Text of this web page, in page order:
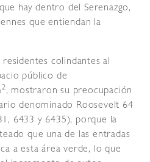
hay dentro del Serenazgo,
que entiendan la
colindantes al
público de
2, mostraron su preocupación
denominado Roosevelt 64
6433 y 6435), porque la
que una de las entradas
a esta área verde, lo que